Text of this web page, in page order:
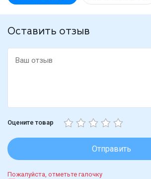
Оставить отзыв
Оцените товар
Отправить
Пожалуйста, отметьте галочку